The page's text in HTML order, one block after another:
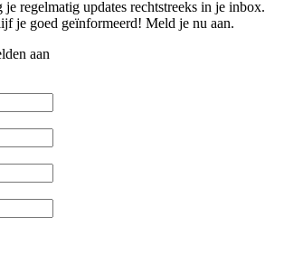
regelmatig updates rechtstreeks in je inbox.
je goed geïnformeerd! Meld je nu aan.
aan